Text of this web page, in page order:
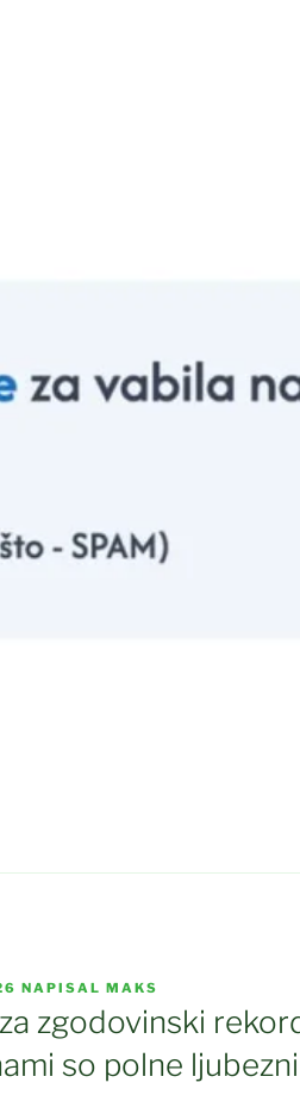
NAPISALMAKS
zgodovinski
so polne